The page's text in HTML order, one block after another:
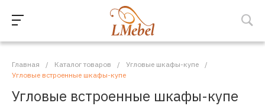
Главная / Каталог товаров / Угловые шкафы-купе
/
Угловые встроенные шкафы-купе
Угловые встроенные шкафы-купе